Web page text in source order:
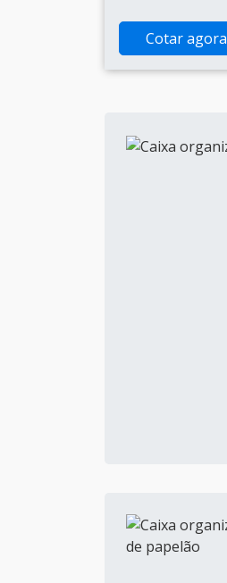
Cotar agora